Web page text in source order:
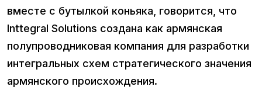
вместе с бутылкой коньяка, говорится, что
Inttegral Solutions создана как армянская
полупроводниковая компания для разработки
интегральных схем стратегического значения
армянского происхождения.